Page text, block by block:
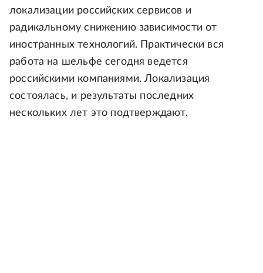
локализации российских сервисов и
радикальному снижению зависимости от
иностранных технологий. Практически вся
работа на шельфе сегодня ведется
российскими компаниями. Локализация
состоялась, и результаты последних
нескольких лет это подтверждают.